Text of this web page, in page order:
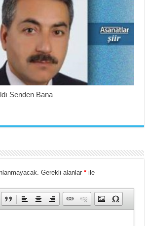
Senden Bana
Gerekli alanlar* ile